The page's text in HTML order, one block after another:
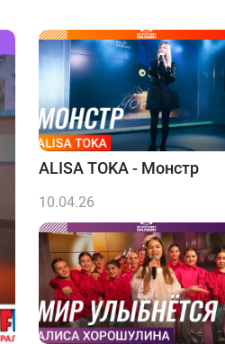
ALISA TOKA - Монстр
10.04.26